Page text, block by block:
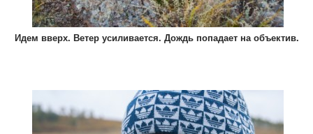
Идем вверх. Ветер усиливается. Дождь попадает на объектив.